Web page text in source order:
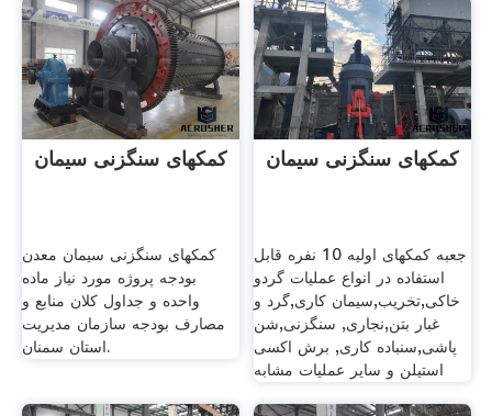
کمکهای سنگزنی سیمان
کمکهای سنگزنی سیمان معدن
بودجه پروژه مورد نیاز ماده
واحده و جداول كلان منابع و
مصارف بودجه سازمان مديريت
استان سمنان.
کمکهای سنگزنی سیمان
جعبه کمکهای اولیه 10 نفره قابل
استفاده در انواع عملیات گردو
خاکی,تخریب,سیمان کاری,گرد و
غبار بتن,نجاری, سنگزنی,شن
پاشی,سنباده کاری, برش اکسی
استیلن و سایر عملیات مشابه